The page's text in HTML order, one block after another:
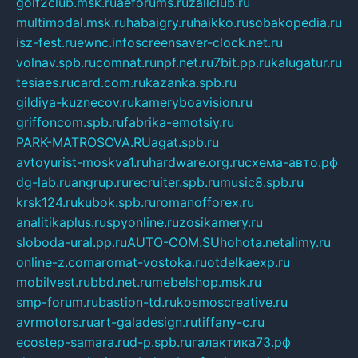
multimodal.msk.ruhabaigry.ruhaikko.rusobakopedia.ru
isz-fest.ruewnc.infoscreensaver-clock.net.ru
volnav.spb.rucomnat.runpf.net.ru7bit.pp.rukalugatur.ru
tesiaes.rucard.com.rukazanka.spb.ru
gildiya-kuznecov.rukameryboavision.ru
griffoncom.spb.rufabrika-emotsiy.ru
PARK-MATROSOVA.RUagat.spb.ru
avtoyurist-moskva1.ruhardware.org.ruсхема-авто.рф
dg-lab.ruangrup.rurecruiter.spb.rumusic8.spb.ru
krsk124.rukubok.spb.ruromanofforex.ru
analitikaplus.ruspyonline.ruzosikamery.ru
sloboda-ural.pp.ruAUTO-COM.SUhohota.netalimy.ru
online-z.comaromat-vostoka.ruotdelkaexp.ru
mobilvest.rubbd.net.rumebelshop.msk.ru
smp-forum.rubastion-td.rukosmoscreative.ru
avrmotors.ruart-galadesign.rutiffany-c.ru
ecostep-samara.rud-p.spb.ruгалактика73.рф